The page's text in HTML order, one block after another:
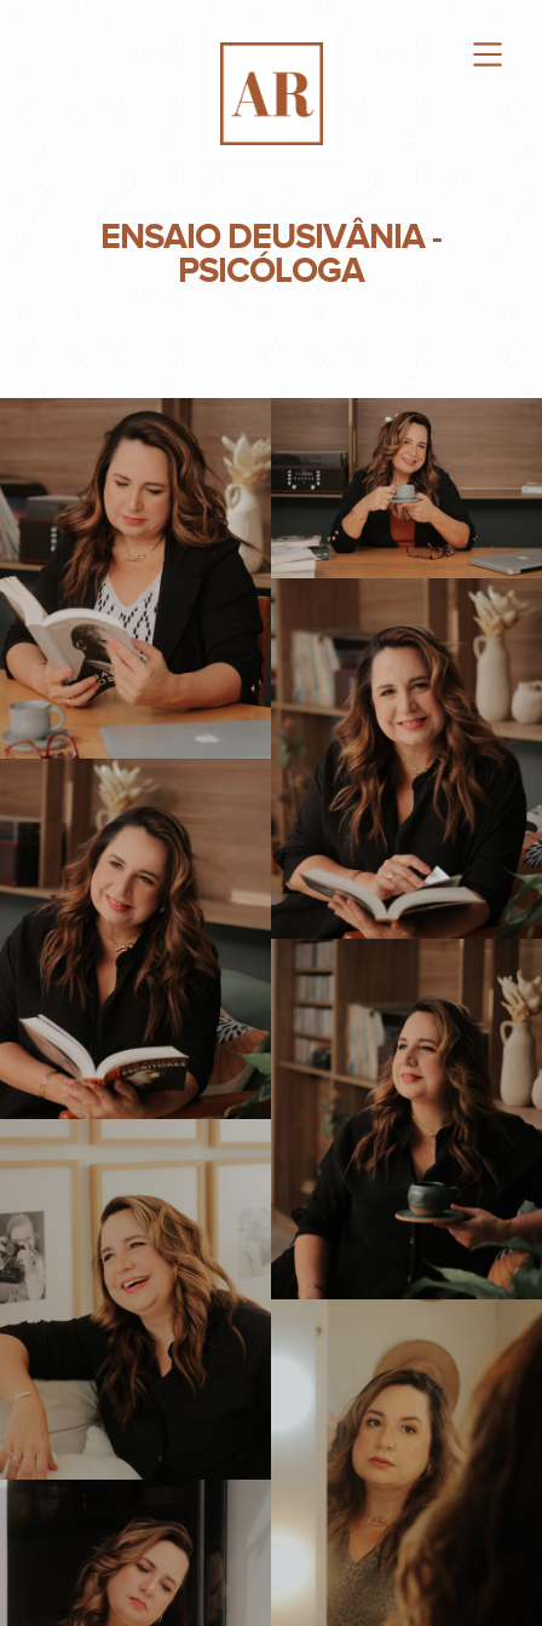
ENSAIO DEUSIVÂNIA -
PSICÓLOGA